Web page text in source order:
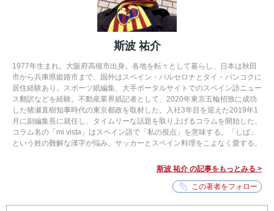
斯波 祐介
1977年生まれ。大阪府高槻市出身。各地を転々として暮らし、日本は秋田
市から兵庫県姫路市まで、国外はスペイン・バルセロナとタイ・バンコクに
居住経験あり。スポーツ紙編集、大手ポータルサイトでのスペイン語ニュー
ス翻訳などを経験。不動産業界紙記者として、2020年東京五輪招致に成功
した猪瀬直樹知事時代の東京都政を取材した。入社3年目を迎えた2019年1
月に副編集長に就任し、タイムリーな話題を取り上げるコラムを開始した。
コラム名の「mi vista」はスペイン語で「私の視点」を意味する。「しば」
という姓の難解な漢字が悩み。サッカーとスペイン料理をこよなく愛する。
斯波 祐介 の記事をもっとみる >